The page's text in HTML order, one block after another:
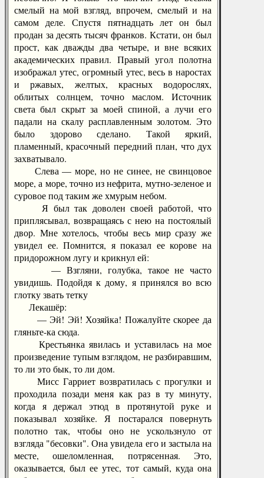
смелый на мой взгляд, впрочем, смелый и на
самом деле. Спустя пятнадцать лет он был
продан за десять тысяч франков. Кстати, он был
прост, как дважды два четыре, и вне всяких
академических правил. Правый угол полотна
изображал утес, огромный утес, весь в наростах
и ржавых, желтых, красных водорослях,
облитых солнцем, точно маслом. Источник
света был скрыт за моей спиной, а лучи его
падали на скалу расплавленным золотом. Это
было здорово сделано. Такой яркий,
пламенный, красочный передний план, что дух
захватывало.
Слева — море, но не синее, не свинцовое
море, а море, точно из нефрита, мутно-зеленое и
суровое под таким же хмурым небом.
Я был так доволен своей работой, что
приплясывал, возвращаясь с нею на постоялый
двор. Мне хотелось, чтобы весь мир сразу же
увидел ее. Помнится, я показал ее корове на
придорожном лугу и крикнул ей:
— Взгляни, голубка, такое не часто
увидишь. Подойдя к дому, я принялся во всю
глотку звать тетку
Лекашёр:
— Эй! Эй! Хозяйка! Пожалуйте скорее да
гляньте-ка сюда.
Крестьянка явилась и уставилась на мое
произведение тупым взглядом, не разбиравшим,
то ли это бык, то ли дом.
Мисс Гарриет возвратилась с прогулки и
проходила позади меня как раз в ту минуту,
когда я держал этюд в протянутой руке и
показывал хозяйке. Я постарался повернуть
полотно так, чтобы оно не ускользнуло от
взгляда "бесовки". Она увидела его и застыла на
месте, ошеломленная, потрясенная. Это,
оказывается, был ее утес, тот самый, куда она